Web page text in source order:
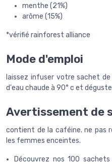
menthe (21%)
arôme (15%)
*vérifié rainforest alliance
Mode d'emploi
laissez infuser votre sachet
d'eau chaude à 90° c et
Avertissement de
contient de la caféine. ne pas
les femmes enceintes.
Découvrez nos 100